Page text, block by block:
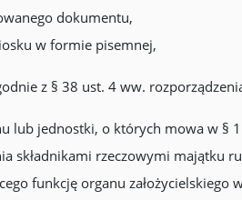
dokumentu,
w formie pisemnej,
z § 38 ust. 4 ww.
lub jednostki, o których mowa w
składnikami rzeczowymi majątku
funkcję organu